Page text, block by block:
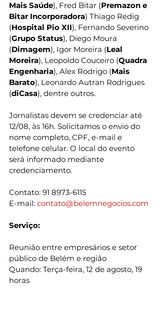
Mais Saúde), Fred Bitar (Premazon e
Bitar Incorporadora) Thiago Redig
(Hospital Pio XII), Fernando Severino
(Grupo Status), Diego Moura
(Dimagem), Igor Moreira (Leal
Moreira), Leopoldo Couceiro (Quadra
Engenharia), Alex Rodrigo (Mais
Barato), Leonardo Autran Rodrigues
(diCasa), dentre outros.
Jornalistas devem se credenciar até
12/08, às 16h. Solicitamos o envio do
nome completo, CPF, e-mail e
telefone celular. O local do evento
será informado mediante
credenciamento.
Contato: 91 8973-6115
E-mail: contato@belemnegocios.com
Serviço:
Reunião entre empresários e setor
público de Belém e região
Quando: Terça-feira, 12 de agosto, 19
horas